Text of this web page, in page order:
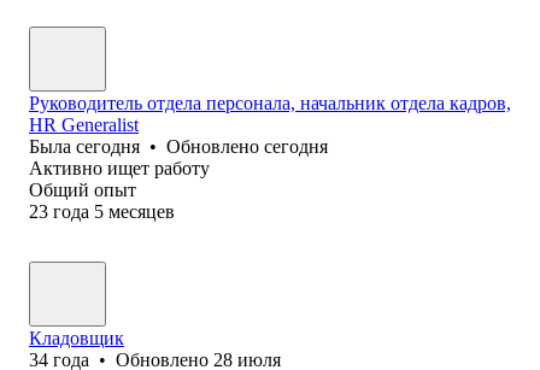
Руководитель отдела персонала, начальник отдела кадров,
HR Generalist
Была сегодня • Обновлено сегодня
Активно ищет работу
Общий опыт
23 года 5 месяцев
Кладовщик
34 года • Обновлено 28 июля